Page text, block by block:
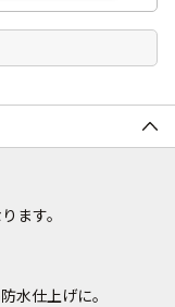
ます。
水仕上げに。